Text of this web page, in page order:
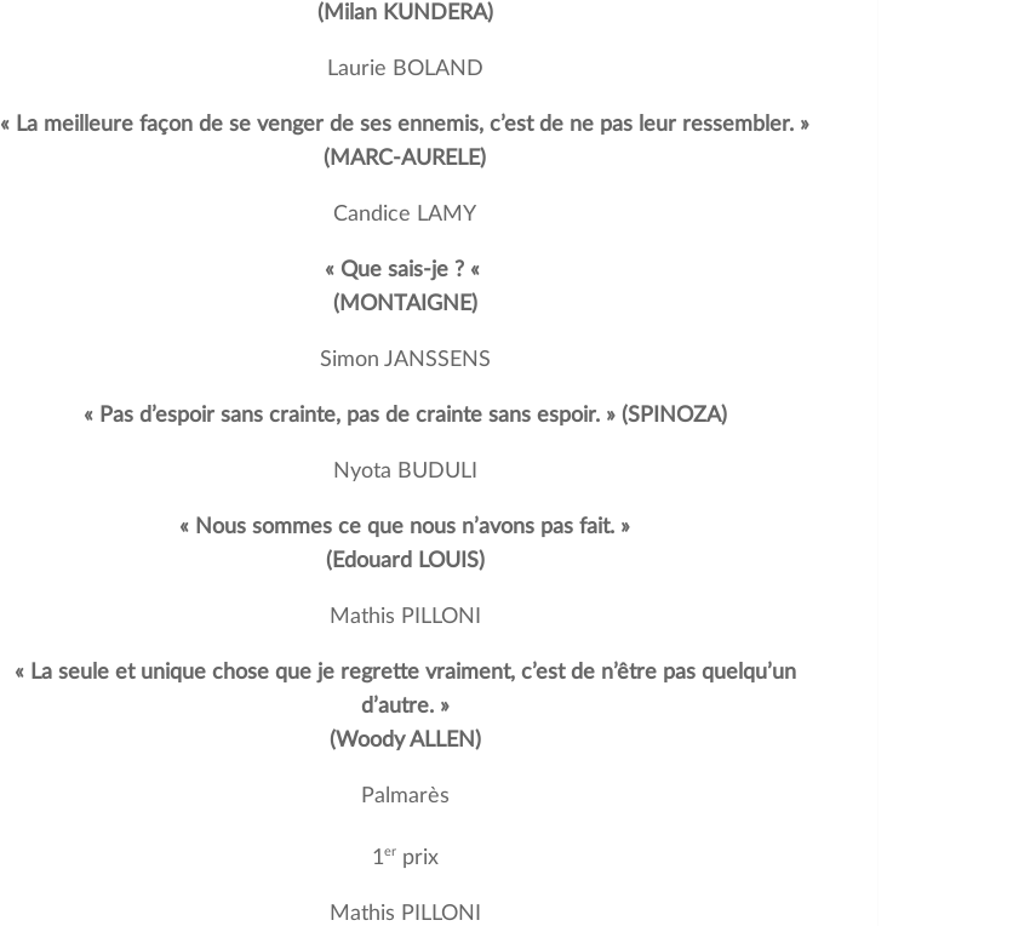
(Milan KUNDERA)
Laurie BOLAND
« La meilleure façon de se venger de ses ennemis, c’est de ne pas leur ressembler. »
(MARC-AURELE)
Candice LAMY
« Que sais-je ? «
(MONTAIGNE)
Simon JANSSENS
« Pas d’espoir sans crainte, pas de crainte sans espoir. » (SPINOZA)
Nyota BUDULI
« Nous sommes ce que nous n’avons pas fait. »
(Edouard LOUIS)
Mathis PILLONI
« La seule et unique chose que je regrette vraiment, c’est de n’être pas quelqu’un
d’autre. »
(Woody ALLEN)
Palmarès
1erprix
Mathis PILLONI